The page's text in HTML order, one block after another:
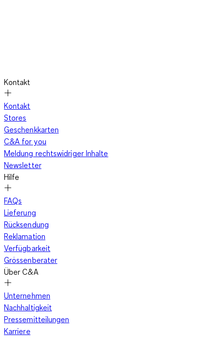
Kontakt
Kontakt
Stores
Geschenkkarten
C&A for you
Meldung rechtswidriger Inhalte
Newsletter
Hilfe
FAQs
Lieferung
Rücksendung
Reklamation
Verfügbarkeit
Grössenberater
Über C&A
Unternehmen
Nachhaltigkeit
Pressemitteilungen
Karriere